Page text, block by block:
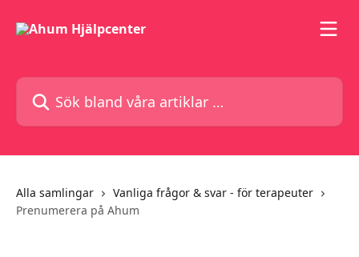
Sök bland våra artiklar …
Alla samlingar
Vanliga frågor & svar - för terapeuter
Prenumerera på Ahum